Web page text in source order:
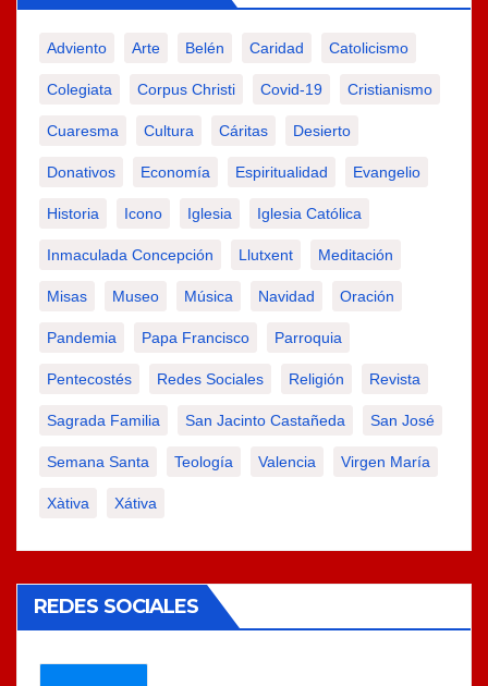
Adviento Arte Belén Caridad Catolicismo
Colegiata Corpus Christi Covid-19 Cristianismo
Cuaresma Cultura Cáritas Desierto
Donativos Economía Espiritualidad Evangelio
Historia Icono Iglesia Iglesia Católica
Inmaculada Concepción Llutxent Meditación
Misas Museo Música Navidad Oración
Pandemia Papa Francisco Parroquia
Pentecostés Redes Sociales Religión Revista
Sagrada Familia San Jacinto Castañeda San José
Semana Santa Teología Valencia Virgen María
Xàtiva Xátiva
REDES SOCIALES